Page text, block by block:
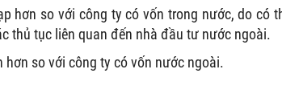
hơn so với công ty có vốn trong nước, do có
thủ tục liên quan đến nhà đầu tư nước ngoài.
so với công ty có vốn nước ngoài.